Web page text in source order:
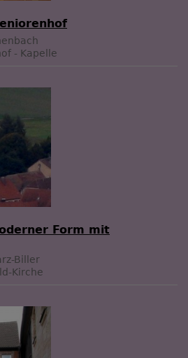
- Kapelle
Form mit
Biller
Kirche